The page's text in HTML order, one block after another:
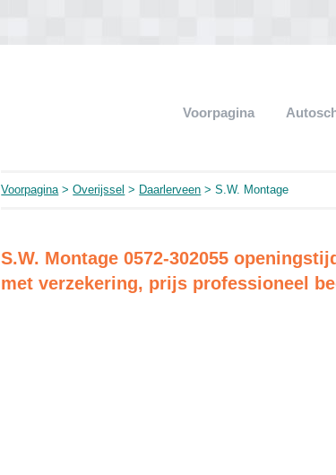
Voorpagina
Voorpagina>Overijssel > Daarlerveen > S.W. Montage
S.W. Montage 0572-302055
met verzekering, prijs professioneel